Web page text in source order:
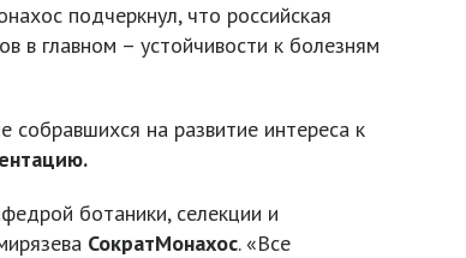
подчеркнул, что российская
в главном – устойчивости к болезням
собравшихся на развитие интереса к
ботаники, селекции и
СократМонахос. «Все